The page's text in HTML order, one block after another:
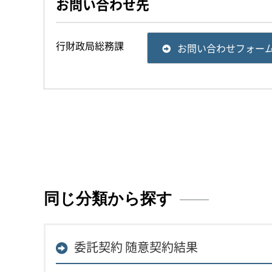
お問い合わせ先
行財政局総務課 お問い合わせフォー
同じ分類から探す
委託契約 随意契約結果